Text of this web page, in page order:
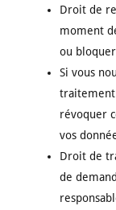
Droit de
moment
ou
Si vous
traitement
révoquer
vos
Droit de
de